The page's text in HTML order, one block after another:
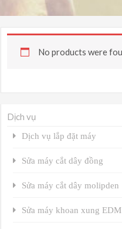
No products were
Dịch vụ
Dịch vụ lắp đặt máy
Sửa máy cắt dây đồng
Sửa máy cắt dây molipden
Sửa máy khoan xung EDM